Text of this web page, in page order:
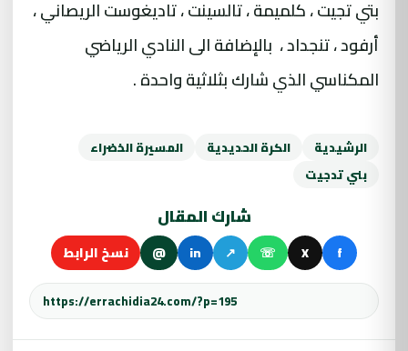
بتي تجيت ، كلميمة ، تالسينت ، تاديغوست الريصاني ،
أرفود ، تنجداد ، بالإضافة الى النادي الرياضي
المكناسي الذي شارك بثلاثية واحدة .
الرشيدية الكرة الحديدية
المسيرة الخضراء
بني تدجيت
شارك المقال
f
X
☏
↗
in
@ نسخ الرابط